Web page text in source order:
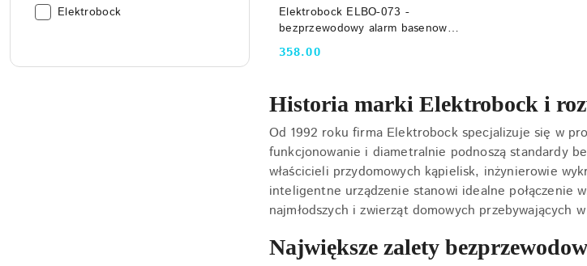
Producent:
Elektrobock
Elektrobock ELBO-073 -
bezprzewodowy alarm basenowy -
czujnik wpadniecia do wody
Cena:
358.00
Historia marki Elektrobock i
Od 1992 roku firma Elektrobock specjalizuje się w
funkcjonowanie i diametralnie podnoszą standardy
właścicieli przydomowych kąpielisk, inżynierowie
inteligentne urządzenie stanowi idealne połączenie
najmłodszych i zwierząt domowych przebywających
Największe zalety